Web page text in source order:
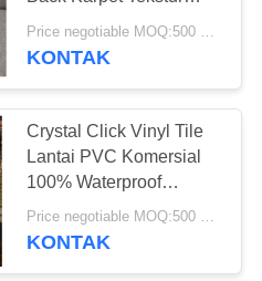
vinil
18
Vinyl Flooring
Price negotiable MOQ:500 meter persegi
KONTAK
Crystal Click Vinyl Tile
Lantai PVC Komersial
100% Waterproof
Lingkungan
Price negotiable MOQ:500 meter persegi
KONTAK